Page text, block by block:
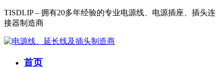
TISDLIP – 拥有20多年经验的专业电源线、电源插座、插头连
接器制造商
首页